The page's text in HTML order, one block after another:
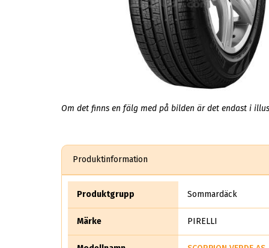
Om det finns en fälg med på bilden är det endast i
Produktinformation
Produktgrupp Sommardäck
Märke PIRELLI